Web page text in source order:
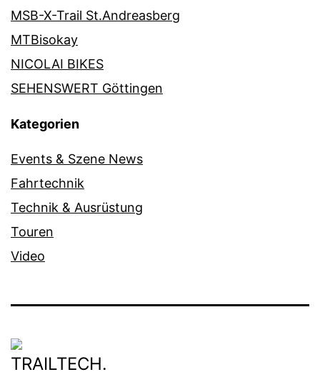
MSB-X-Trail St.Andreasberg
MTBisokay
NICOLAI BIKES
SEHENSWERT Göttingen
Kategorien
Events & Szene News
Fahrtechnik
Technik & Ausrüstung
Touren
Video